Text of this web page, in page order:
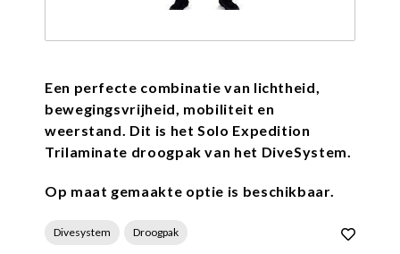
Een perfecte combinatie van lichtheid,
bewegingsvrijheid, mobiliteit en
weerstand. Dit is het Solo Expedition
Trilaminate droogpak van het DiveSystem.
Op maat gemaakte optie is beschikbaar.
Divesystem Droogpak